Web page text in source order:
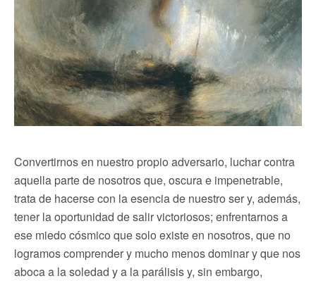
Convertirnos en nuestro propio adversario, luchar contra
aquella parte de nosotros que, oscura e impenetrable,
trata de hacerse con la esencia de nuestro ser y, además,
tener la oportunidad de salir victoriosos; enfrentarnos a
ese miedo cósmico que solo existe en nosotros, que no
logramos comprender y mucho menos dominar y que nos
aboca a la soledad y a la parálisis y, sin embargo,